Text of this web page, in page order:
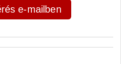
e-mailben